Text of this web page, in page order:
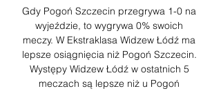
Gdy Pogoń Szczecin przegrywa 1-0 na
wyjeździe, to wygrywa 0% swoich
meczy. W Ekstraklasa Widzew Łódź ma
lepsze osiągnięcia niż Pogoń Szczecin.
Występy Widzew Łódź w ostatnich 5
meczach są lepsze niż u Pogoń